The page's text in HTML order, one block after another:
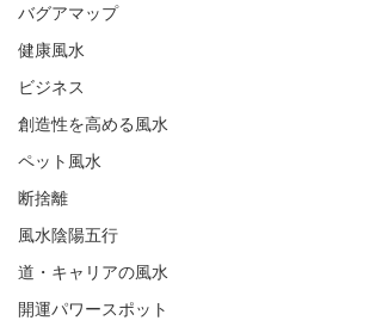
バグアマップ
健康風水
ビジネス
創造性を高める風水
ペット風水
断捨離
風水陰陽五行
道・キャリアの風水
開運パワースポット